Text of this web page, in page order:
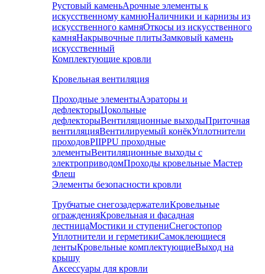
Рустовый каменьАрочные элементы к
искусственному камнюНаличники и карнизы из
искусственного камняОткосы из искусственного
камняНакрывочные плитыЗамковый камень
искусственный
Комплектующие кровли
Кровельная вентиляция
Проходные элементыАэраторы и
дефлекторыЦокольные
дефлекторыВентиляционные выходыПриточная
вентиляцияВентилируемый конёкУплотнители
проходовPIIPPU проходные
элементыВентиляционные выходы с
электроприводомПроходы кровельные Мастер
Флеш
Элементы безопасности кровли
Трубчатые снегозадержателиКровельные
огражденияКровельная и фасадная
лестницаМостики и ступениСнегостопор
Уплотнители и герметикиСамоклеющиеся
лентыКровельные комплектующиеВыход на
крышу
Аксессуары для кровли